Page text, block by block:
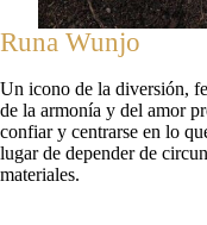
Runa Wunjo
Un icono de la diversión,
de la armonía y del amor
confiar y centrarse en lo
lugar de depender de
materiales.